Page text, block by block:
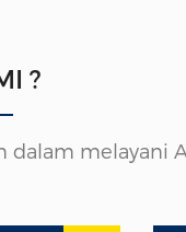
?
dalam melayani